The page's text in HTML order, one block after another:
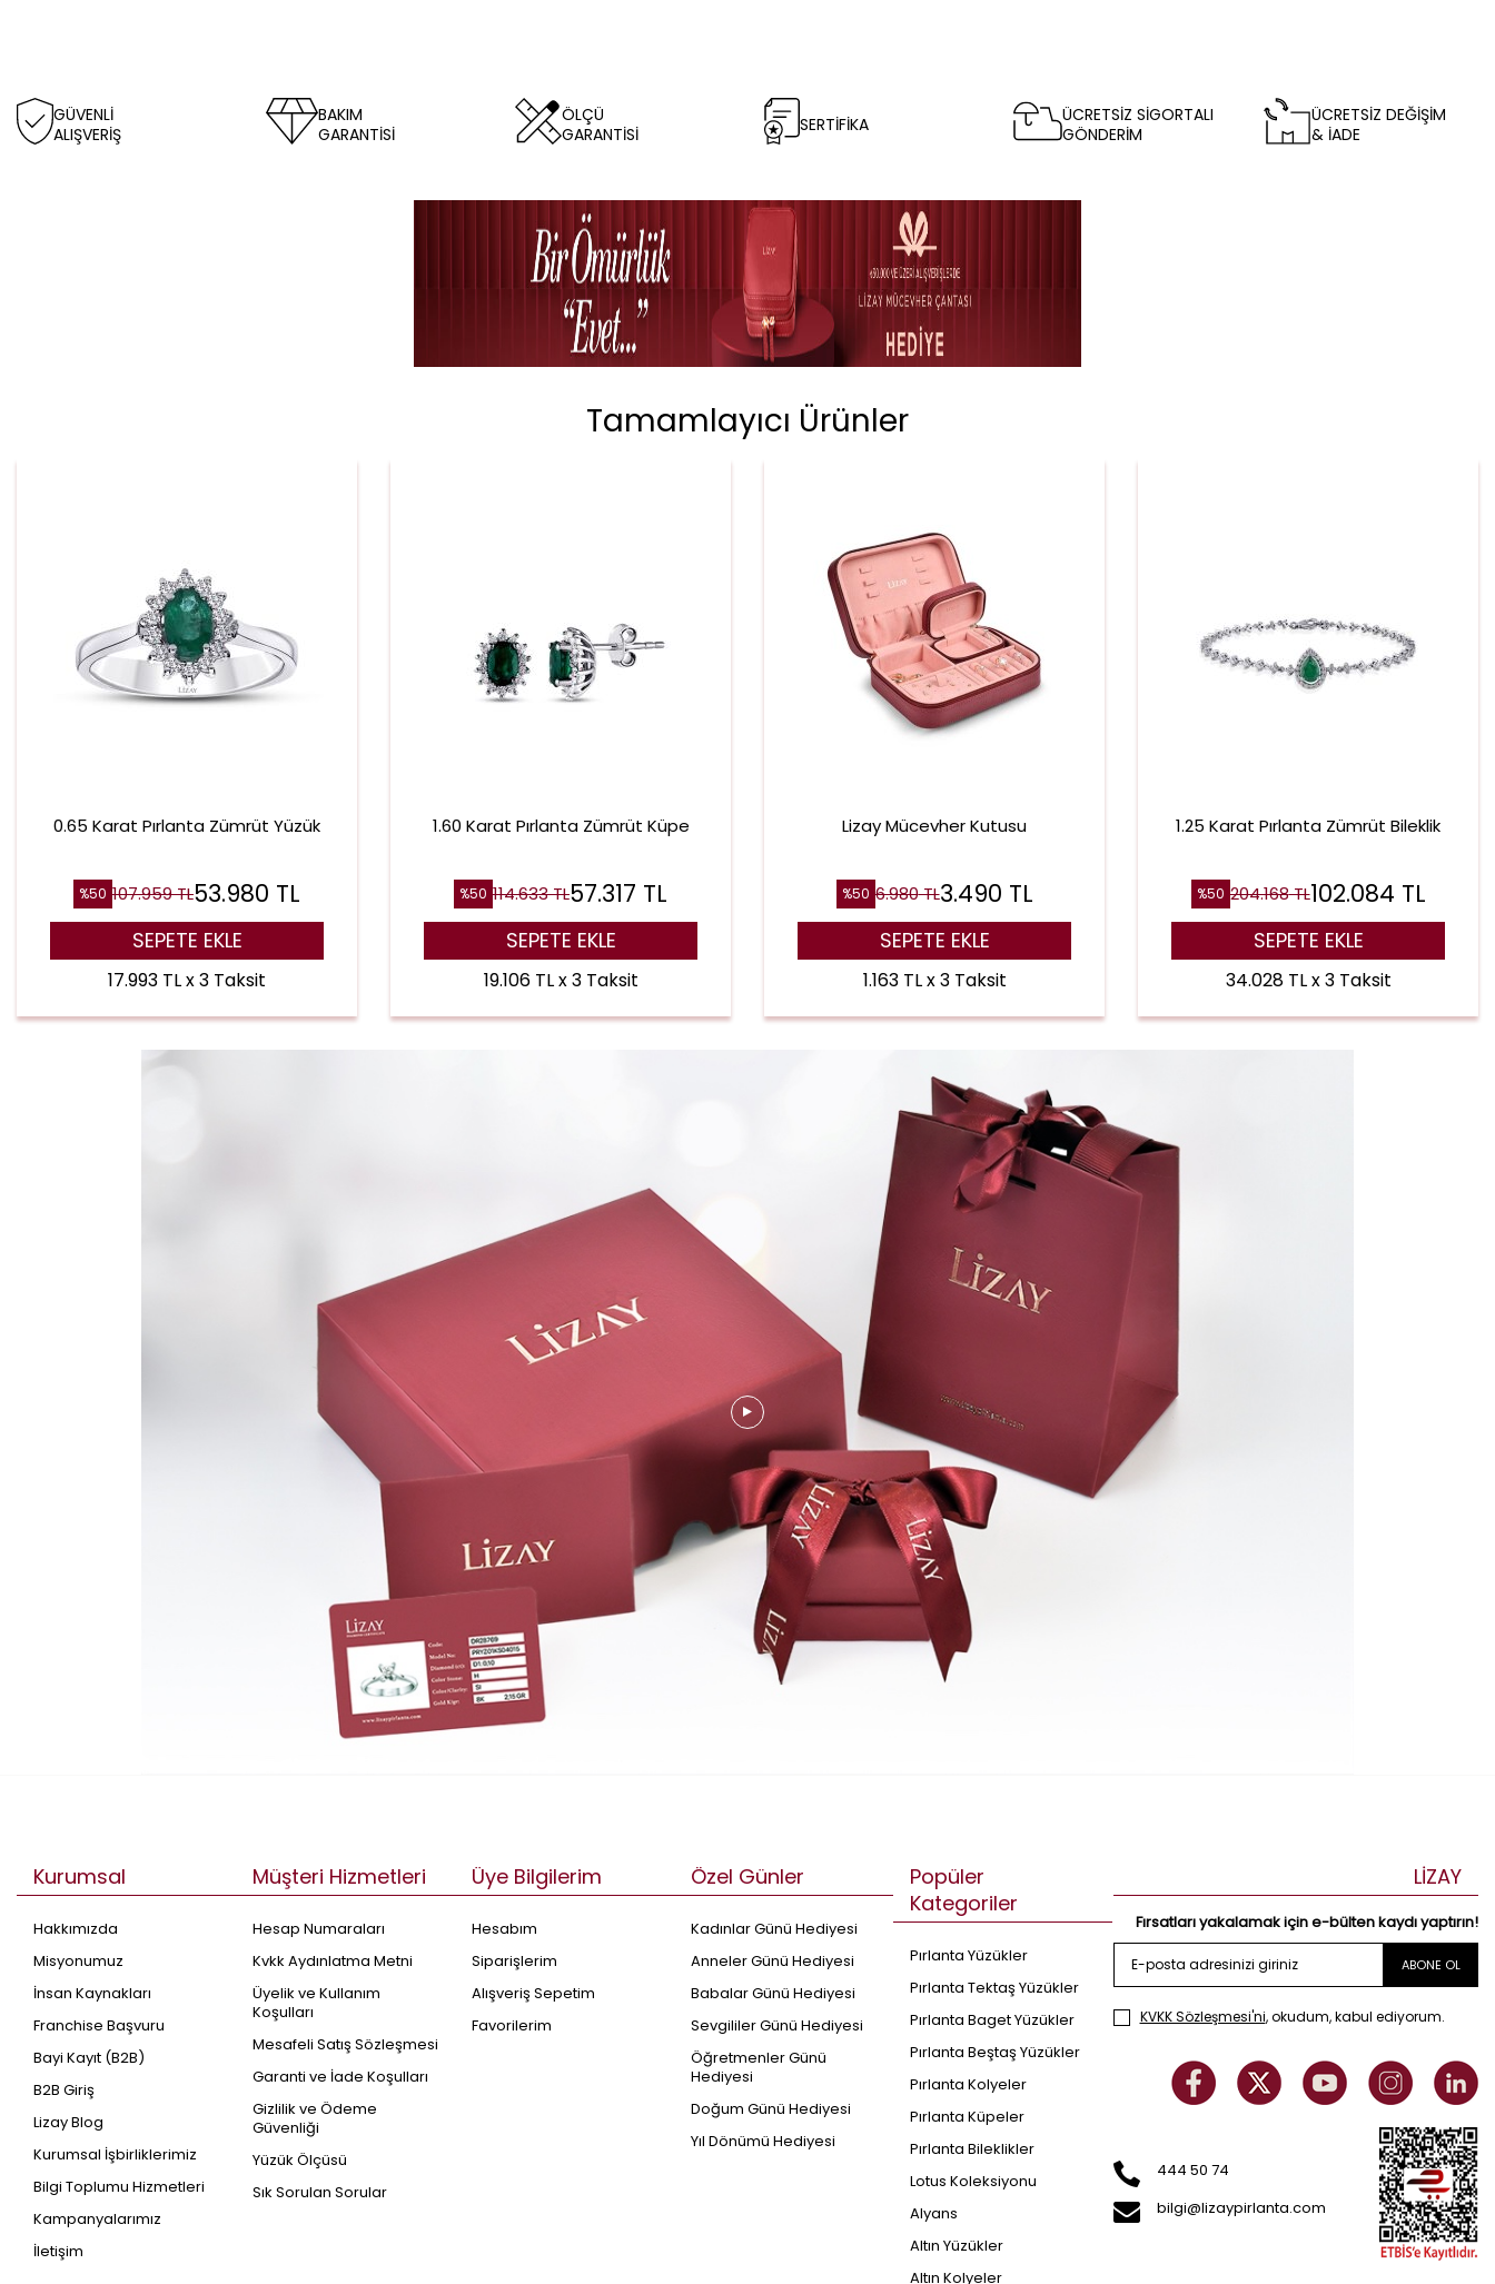
GÜVENLİ
ALIŞVERİŞ
BAKIM
GARANTİSİ
ÖLÇÜ
GARANTİSİ
SERTİFİKA
ÜCRETSİZ SİGORTALI
GÖNDERİM
ÜCRETSİZ DEĞİŞİM
& İADE
Tamamlayıcı Ürünler
0.65 Karat Pırlanta Zümrüt Yüzük
%50 107.959TL53.980 TL
SEPETE EKLE
17.993 TL x 3 Taksit
1.60 Karat Pırlanta Zümrüt Küpe
%50 114.633TL57.317 TL
SEPETE EKLE
19.106 TL x 3 Taksit
Lizay Mücevher Kutusu
%50 6.980TL3.490 TL
SEPETE EKLE
1.163 TL x 3 Taksit
1.25 Karat Pırlanta Zümrüt Bileklik
%50 204.168TL102.084 TL
SEPETE EKLE
34.028 TL x 3 Taksit
Kurumsal
Hakkımızda
Misyonumuz
İnsan Kaynakları
Franchise Başvuru
Bayi Kayıt (B2B)
B2B Giriş
Lizay Blog
Kurumsal İşbirliklerimiz
Bilgi Toplumu Hizmetleri
Kampanyalarımız
İletişim
Müşteri Hizmetleri
Hesap Numaraları
Kvkk Aydınlatma Metni
Üyelik ve Kullanım
Koşulları
Mesafeli Satış Sözleşmesi
Garanti ve İade Koşulları
Gizlilik ve Ödeme
Güvenliği
Yüzük Ölçüsü
Sık Sorulan Sorular
Üye Bilgilerim
Hesabım
Siparişlerim
Alışveriş Sepetim
Favorilerim
Özel Günler
Kadınlar Günü Hediyesi
Anneler Günü Hediyesi
Babalar Günü Hediyesi
Sevgililer Günü Hediyesi
Öğretmenler Günü
Hediyesi
Doğum Günü Hediyesi
Yıl Dönümü Hediyesi
Popüler
Kategoriler
Pırlanta Yüzükler
Pırlanta Tektaş Yüzükler
Pırlanta Baget Yüzükler
Pırlanta Beştaş Yüzükler
Pırlanta Kolyeler
Pırlanta Küpeler
Pırlanta Bileklikler
Lotus Koleksiyonu
Alyans
Altın Yüzükler
Altın Kolyeler
LİZAY
Fırsatları yakalamak için e-bülten kaydı yaptırın!
ABONE OL
KVKK Sözleşmesi'ni, okudum, kabul ediyorum.
444 50 74
bilgi@lizaypirlanta.com